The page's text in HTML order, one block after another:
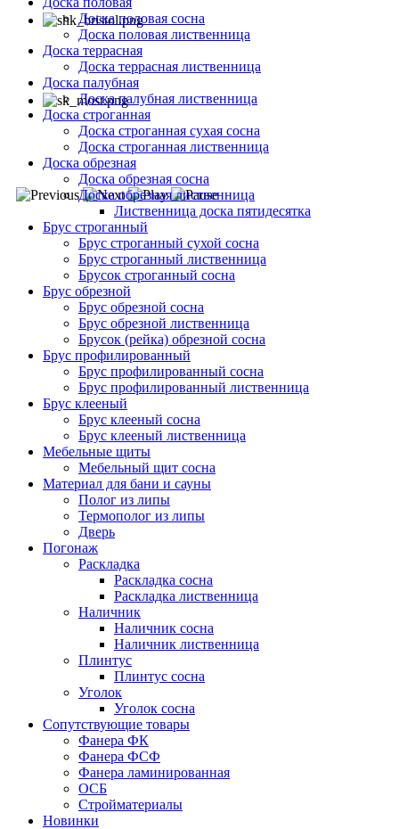
Доска половая сосна
Доска половая лиственница
Доска террасная
Доска террасная лиственница
Доска палубная
Доска палубная лиственница
Доска строганная
Доска строганная сухая сосна
Доска строганная лиственница
Доска обрезная
Доска обрезная сосна
Доска обрезная лиственница
Лиственница доска пятидесятка
Брус строганный
Брус строганный сухой сосна
Брус строганный лиственница
Брусок строганный сосна
Брус обрезной
Брус обрезной сосна
Брус обрезной лиственница
Брусок (рейка) обрезной сосна
Брус профилированный
Брус профилированный сосна
Брус профилированный лиственница
Брус клееный
Брус клееный сосна
Брус клееный лиственница
Мебельные щиты
Мебельный щит сосна
Материал для бани и сауны
Полог из липы
Термополог из липы
Дверь
Погонаж
Раскладка
Раскладка сосна
Раскладка лиственница
Наличник
Наличник сосна
Наличник лиственница
Плинтус
Плинтус сосна
Уголок
Уголок сосна
Сопутствующие товары
Фанера ФК
Фанера ФСФ
Фанера ламинированная
ОСБ
Стройматериалы
Новинки